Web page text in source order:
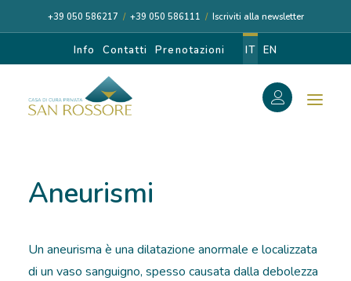
+39 050 586217 / +39 050 586111 / Iscriviti alla newsletter
Info Contatti Prenotazioni IT EN
for:
CASA DI CURA
Aneurismi
Un aneurisma è una dilatazione anormale e localizzata
di un vaso sanguigno, spesso causata dalla debolezza